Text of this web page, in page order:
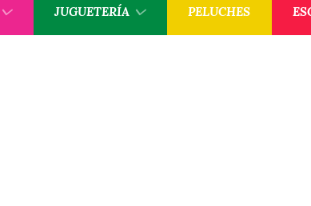
JUGUETERÍA PELUCHES